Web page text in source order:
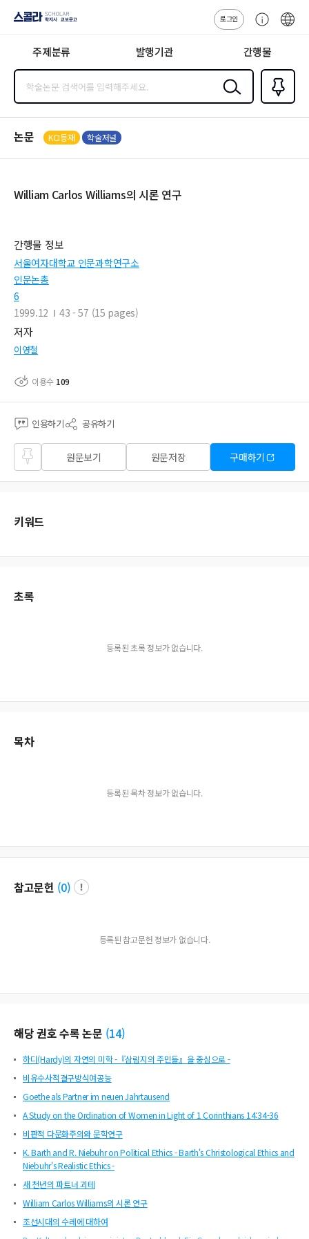
지사·교보문고
로그인
센
주제분류 발행기관 간행물
검색
즐겨찾
기0
논문 KCI등재 학술저널
William Carlos Williams의 시론 연구
간행물 정보
서울여자대학교 인문과학연구소
인문논총
6
1999.12
43 - 57 (15 pages)
저자
이영철
이용수 109
인용하기 공유하기
즐겨
찾기
원문보기 원문저장 구매하기
키워드
초록
등록된 초록 정보가 없습니다.
목차
등록된 목차 정보가 없습니다.
참고문헌 (0)
등록된 참고문헌 정보가 없습니다.
해당 권호 수록 논문 (14)
하디(Hardy)의 자연의 미학 -『삼림지의 주민들』을 중심으로 -
비유수사적결구방식여공능
Goethe als Partner im neuen Jahrtausend
A Study on the Ordination of Women in Light of 1 Corinthians 14:34-36
비판적 다문화주의와 문학연구
K. Barth and R. Niebuhr on Political Ethics - Barth's Christological Ethics and
Niebuhr's Realistic Ethics -
새 천년의 파트너 괴테
William Carlos Williams의 시론 연구
조선시대의 수레에 대하여